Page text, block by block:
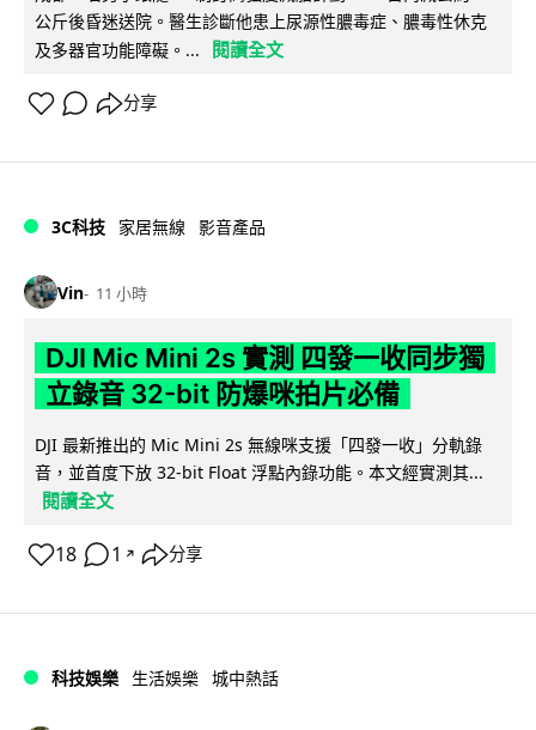
公斤後昏迷送院。醫生診斷他患上尿源性膿毒症、膿毒性休克
及多器官功能障礙。...
閱讀全文
分享
3C科技 家居無線 影音產品
Vin 11 小時
DJI Mic Mini 2s 實測 四發一收同步獨
立錄音 32-bit 防爆咪拍片必備
DJI 最新推出的 Mic Mini 2s 無線咪支援「四發一收」分軌錄
音，並首度下放 32-bit Float 浮點內錄功能。本文經實測其...
閱讀全文
18 1 ↗ 分享
科技娛樂 生活娛樂 城中熱話